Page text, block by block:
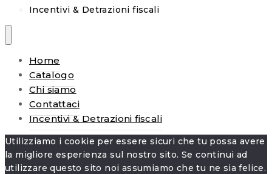
Incentivi & Detrazioni fiscali
Home
Catalogo
Chi siamo
Contattaci
Incentivi & Detrazioni fiscali
Utilizziamo i cookie per essere sicuri che tu possa avere
la migliore esperienza sul nostro sito. Se continui ad
utilizzare questo sito noi assumiamo che tu ne sia felice.